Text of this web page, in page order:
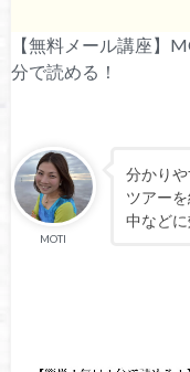
【無料メール講座】
分で読める！
MOTI
分かり
ツアー
中など